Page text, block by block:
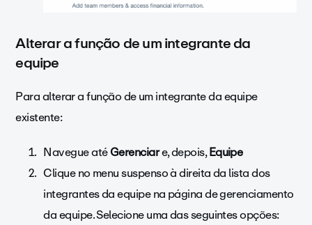
Alterar a função de um integrante da
equipe
Para alterar a função de um integrante da equipe
existente:
Navegue atéGerenciare, depois,Equipe
Clique no menu suspenso à direita da lista dos
integrantes da equipe na página de gerenciamento
da equipe. Selecione uma das seguintes opções: